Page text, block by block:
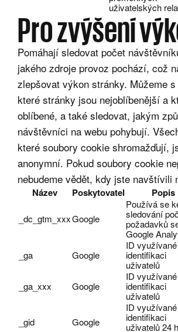
uživatelských
Pro zvýšení
Pomáhají sledovat počet
jakého zdroje provoz pochází, což
zlepšovat výkon stránky. Můžeme
které stránky jsou nejoblíbenější a
oblíbené, a také sledovat, jakým
návštěvníci na webu pohybují.
které soubory cookie shromažďují,
anonymní. Pokud soubory cookie
nebudeme vědět, kdy jste navštívili
Název Poskytovatel Popis
_dc_gtm_xxxGoogle
Používá se
sledování
požadavků
Google
_ga Google
ID
identifikaci
uživatelů
_ga_xxx
Google
ID
identifikaci
uživatelů
_gid Google
ID
identifikaci
uživatelů 24